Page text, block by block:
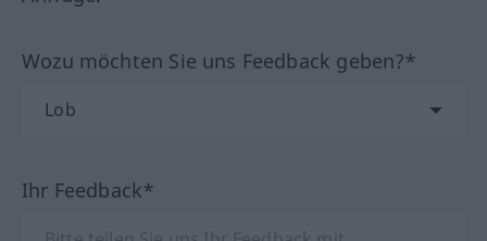
Wozu möchten Sie uns Feedback geben?*
Ihr Feedback*